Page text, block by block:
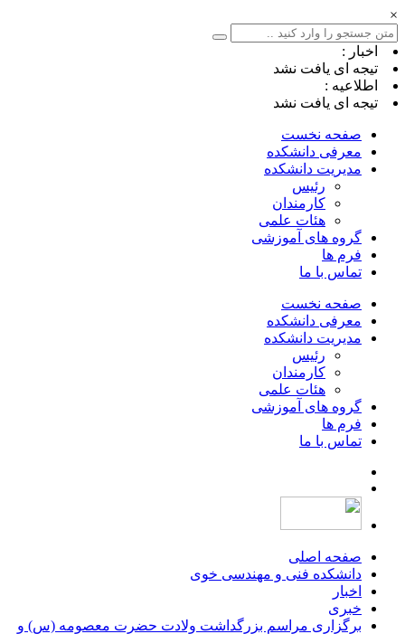
×
اخبار :
تیجه ای یافت نشد
اطلاعیه :
تیجه ای یافت نشد
صفحه نخست
معرفی دانشکده
مدیریت دانشکده
رئیس
کارمندان
هئات علمی
گروه های آموزشی
فرم ها
تماس با ما
صفحه نخست
معرفی دانشکده
مدیریت دانشکده
رئیس
کارمندان
هئات علمی
گروه های آموزشی
فرم ها
تماس با ما
صفحه اصلی
دانشکده فنی و مهندسی خوی
اخبار
خبری
برگزاری مراسم بزرگداشت ولادت حضرت معصومه (س) و